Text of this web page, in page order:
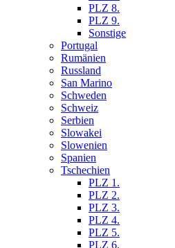
PLZ 8.
PLZ 9.
Sonstige
Portugal
Rumänien
Russland
San Marino
Schweden
Schweiz
Serbien
Slowakei
Slowenien
Spanien
Tschechien
PLZ 1.
PLZ 2.
PLZ 3.
PLZ 4.
PLZ 5.
PLZ 6.